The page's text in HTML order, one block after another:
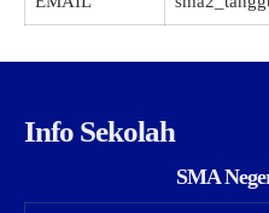
Info Sekolah
SMA